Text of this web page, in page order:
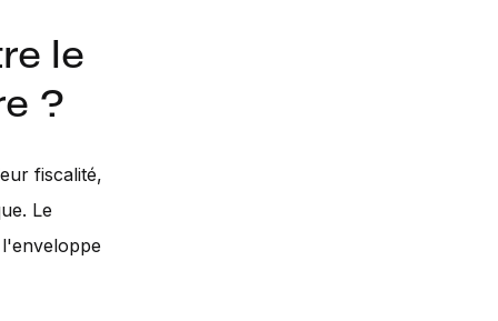
le
?
fiscalité,
Le